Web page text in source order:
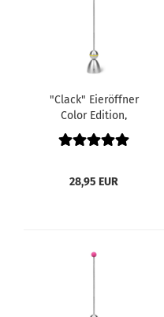
"Clack" Eieröffner
Color Edition,
Silikonkugel gelb
28,95 EUR